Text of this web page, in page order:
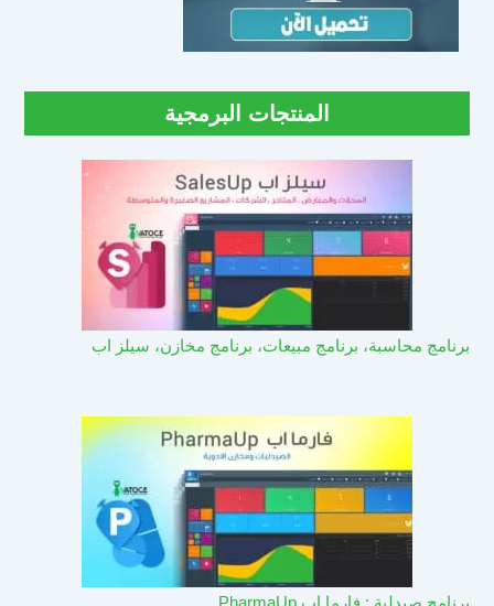
المنتجات البرمجية
برنامج محاسبة، برنامج مبيعات، برنامج مخازن، سيلز اب